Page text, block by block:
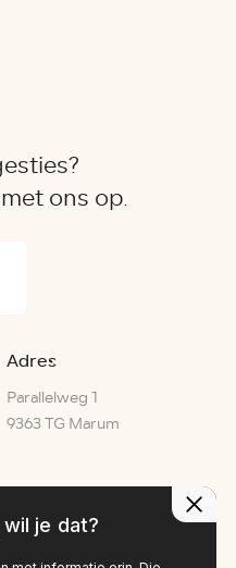
ons op.
Adres
Parallelweg 1
9363 TG Marum
je dat?